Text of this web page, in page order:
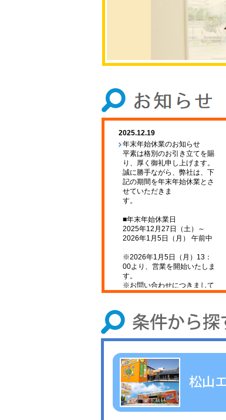
2025.12.19
年末年始休業のお知らせ
平素は格別のお引き立てを賜
り、厚く御礼申し上げます。
誠に勝手ながら、弊社は、下
記の期間を年末年始休業とさ
せていただきま
す。
■年末年始休業日
2025年12月27日（土）～
2026年1月5日（月） 午前中
※2026年1月5日（月）13：
00より、営業を開始いたしま
す。
※お問い合わせにつきまして
は、2025年1月5日（月）以降
年末年始休業期間中は何かと
ご迷惑をおかけいたします
が、何卒ご了承のほど、お願
い申し上げます。
2025.11.21
2025年最後の賃貸オーナー様
向けセミナー開催致します！
12/6（土）松山店・今治店